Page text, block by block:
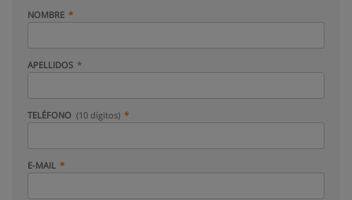
NOMBRE
APELLIDOS
TELÉFONO (10 dígitos)
E-MAIL